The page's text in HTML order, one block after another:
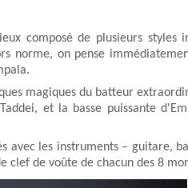
composé de plusieurs styles
norme, on pense
magiques du batteur
et la basse puissante
avec les instruments – guitare,
clef de voûte de chacun des 8